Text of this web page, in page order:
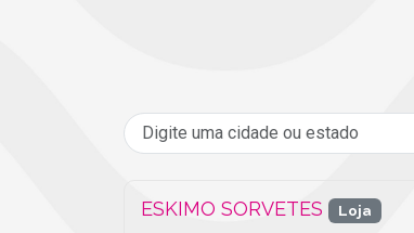
ESKIMO SORVETES
Loja